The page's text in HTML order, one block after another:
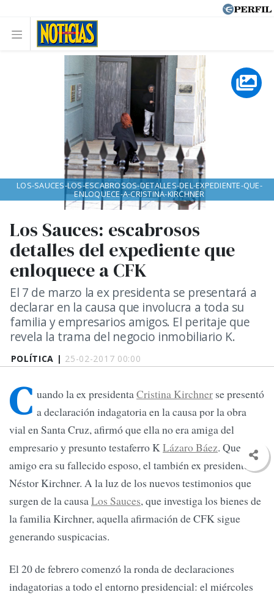
POLÍTICA | 25-02-2017 00:00
Los Sauces: escabrosos
detalles del expediente que
enloquece a CFK
El 7 de marzo la ex presidenta se presentará a
declarar en la causa que involucra a toda su
familia y empresarios amigos. El peritaje que
revela la trama del negocio inmobiliario K.
LOS-SAUCES-LOS-ESCABROSOS-DETALLES-DEL-EXPEDIENTE-QUE-
ENLOQUECE-A-CRISTINA-KIRCHNER
C uando la ex presidentaCristina Kirchner se presentó
a declaración indagatoria en la causa por la obra
vial en Santa Cruz, afirmó que ella no era amiga del
empresario y presunto testaferro KLázaro Báez. Que el
amigo era su fallecido esposo, el también ex presidente
Néstor Kirchner. A la luz de los nuevos testimonios que
surgen de la causaLos Sauces, que investiga los bienes de
la familia Kirchner, aquella afirmación de CFK sigue
generando suspicacias.
El 20 de febrero comenzó la ronda de declaraciones
indagatorias a todo el entorno presidencial: el miércoles